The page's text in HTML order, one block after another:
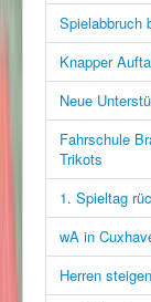
Spielabbruch
Knapper
Neue
Fahrschule
Trikots
1. Spieltag
wA in
Herren